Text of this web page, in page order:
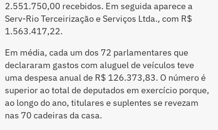
2.551.750,00 recebidos. Em seguida aparece a
Serv-Rio Terceirização e Serviços Ltda., com R$
1.563.417,22.
Em média, cada um dos 72 parlamentares que
declararam gastos com aluguel de veículos teve
uma despesa anual de R$ 126.373,83. O número é
superior ao total de deputados em exercício porque,
ao longo do ano, titulares e suplentes se revezam
nas 70 cadeiras da casa.